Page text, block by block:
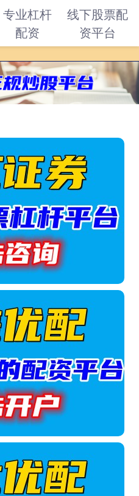
专业杠杆
配资
线下股票配
资平台